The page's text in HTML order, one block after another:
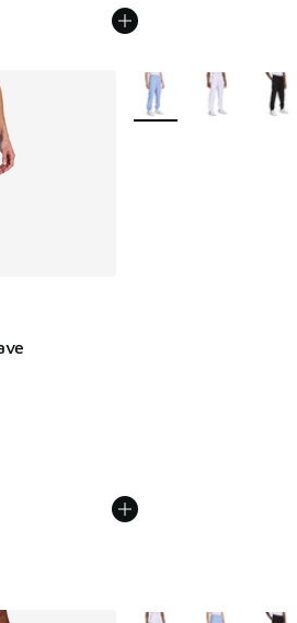
Der Preis ist von € 109,99 auf €
Weitere Farben